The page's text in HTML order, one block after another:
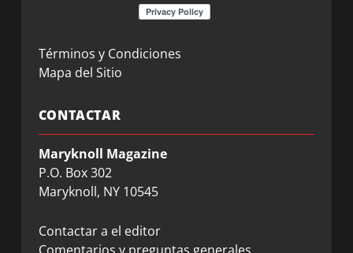
Términos y Condiciones
Mapa del Sitio
CONTACTAR
Maryknoll Magazine
P.O. Box 302
Maryknoll, NY 10545
Contactar a el editor
Comentarios y preguntas generales